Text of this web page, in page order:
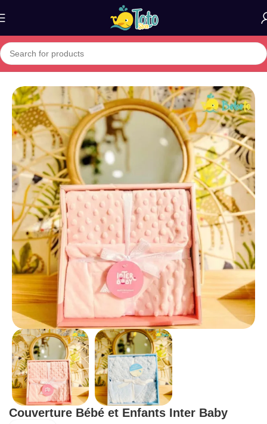
Home»Boutique»Couverture Bébé et Enfants Inter Baby
Couverture Bébé et Enfants Inter Baby